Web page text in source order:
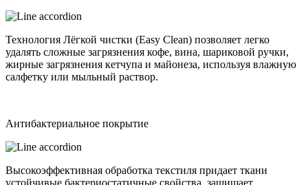
Технология Лёгкой чистки (Easy Clean) позволяет легко
удалять сложные загрязнения кофе, вина, шариковой ручки,
жирные загрязнения кетчупа и майонеза, используя влажную
салфетку или мыльный раствор.
Антибактериальное покрытие
Высокоэффективная обработка текстиля придает ткани